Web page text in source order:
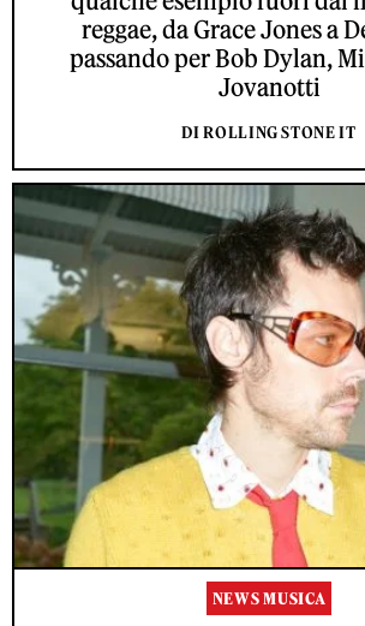
reggae, da Grace Jones a
passando per Bob Dylan,
Jovanotti
DI ROLLING STONE IT
NEWS MUSICA